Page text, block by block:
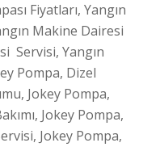
Fiyatları, Yangın
Makine Dairesi
Servisi, Yangın
Pompa, Dizel
Jokey Pompa,
Jokey Pompa,
Jokey Pompa,